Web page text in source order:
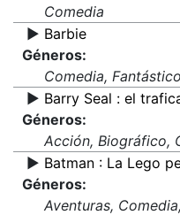
Comedia
▶️ Barbie
Géneros:
Comedia, Fantástico
▶️ Barry Seal : el
Géneros:
Acción, Biográfico,
▶️ Batman : La Lego
Géneros:
Aventuras,